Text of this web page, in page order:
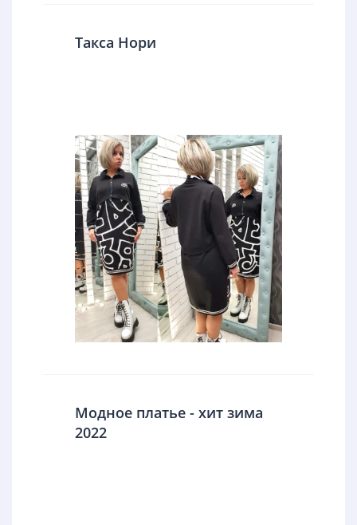
Такса Нори
Модное платье - хит зима
2022